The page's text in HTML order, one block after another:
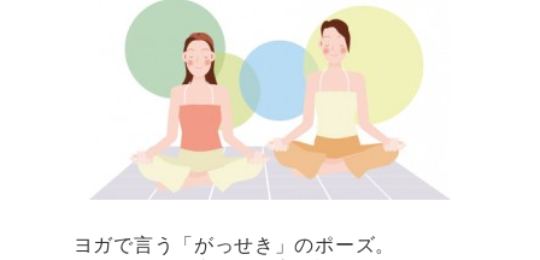
ヨガで言う「がっせき」のポーズ。